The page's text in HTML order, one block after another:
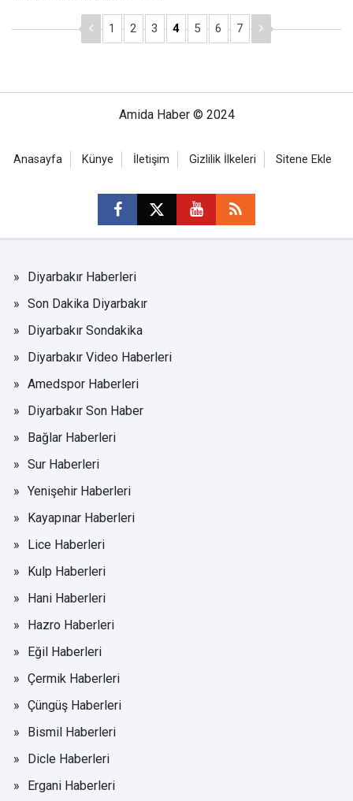
1 2 3 4 5 6 7
Amida Haber © 2024
Anasayfa Künye İletişim Gizlilik İlkeleri Sitene Ekle
Diyarbakır Haberleri
Son Dakika Diyarbakır
Diyarbakır Sondakika
Diyarbakır Video Haberleri
Amedspor Haberleri
Diyarbakır Son Haber
Bağlar Haberleri
Sur Haberleri
Yenişehir Haberleri
Kayapınar Haberleri
Lice Haberleri
Kulp Haberleri
Hani Haberleri
Hazro Haberleri
Eğil Haberleri
Çermik Haberleri
Çüngüş Haberleri
Bismil Haberleri
Dicle Haberleri
Ergani Haberleri